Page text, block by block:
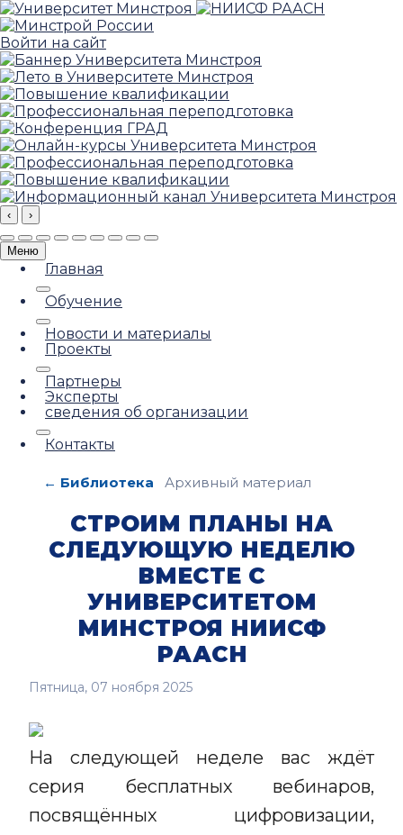
Войти на сайт
‹ ›
Меню
Главная
Обучение
Новости и материалы
Проекты
Партнеры
Эксперты
сведения об организации
Контакты
← Библиотека Архивный материал
СТРОИМ ПЛАНЫ НА
СЛЕДУЮЩУЮ НЕДЕЛЮ
ВМЕСТЕ С
УНИВЕРСИТЕТОМ
МИНСТРОЯ НИИСФ
РААСН
Пятница, 07 ноября 2025
На следующей неделе вас ждёт
серия бесплатных вебинаров,
посвящённых цифровизации,